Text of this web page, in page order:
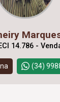
14.786 -
(34)